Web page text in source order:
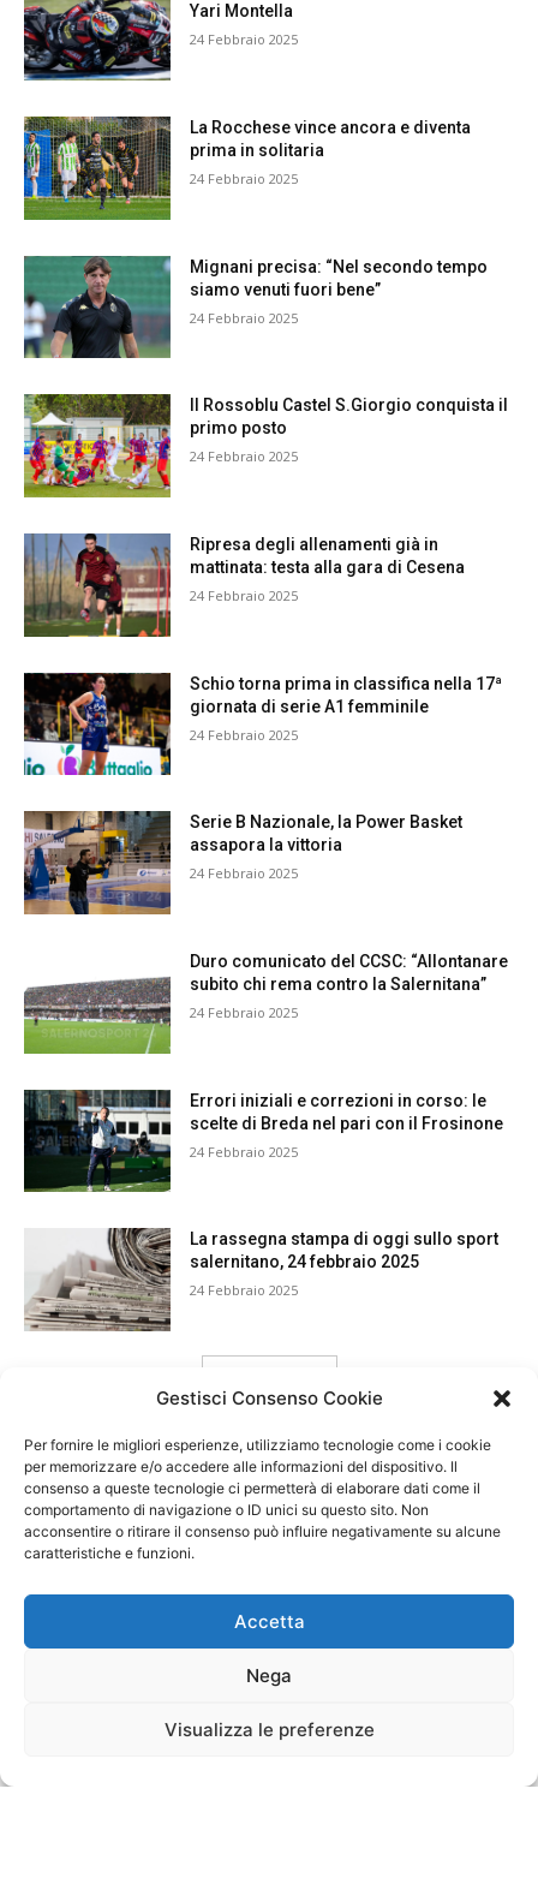
Gestisci Consenso Cookie
Per fornire le migliori esperienze, utilizziamo tecnologie come i cookie
per memorizzare e/o accedere alle informazioni del dispositivo. Il
consenso a queste tecnologie ci permetterà di elaborare dati come il
comportamento di navigazione o ID unici su questo sito. Non
acconsentire o ritirare il consenso può influire negativamente su alcune
caratteristiche e funzioni.
Accetta
Nega
Visualizza le preferenze
Yari Montella
24 Febbraio 2025
La Rocchese vince ancora e diventa
prima in solitaria
24 Febbraio 2025
Mignani precisa: “Nel secondo tempo
siamo venuti fuori bene”
24 Febbraio 2025
Il Rossoblu Castel S.Giorgio conquista il
primo posto
24 Febbraio 2025
Ripresa degli allenamenti già in
mattinata: testa alla gara di Cesena
24 Febbraio 2025
Schio torna prima in classifica nella 17ª
giornata di serie A1 femminile
24 Febbraio 2025
Serie B Nazionale, la Power Basket
assapora la vittoria
24 Febbraio 2025
Duro comunicato del CCSC: “Allontanare
subito chi rema contro la Salernitana”
24 Febbraio 2025
Errori iniziali e correzioni in corso: le
scelte di Breda nel pari con il Frosinone
24 Febbraio 2025
La rassegna stampa di oggi sullo sport
salernitano, 24 febbraio 2025
24 Febbraio 2025